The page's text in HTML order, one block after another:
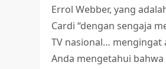
Errol Webber, yang
Cardi “dengan sengaja
TV nasional… mengingat
Anda mengetahui bahwa